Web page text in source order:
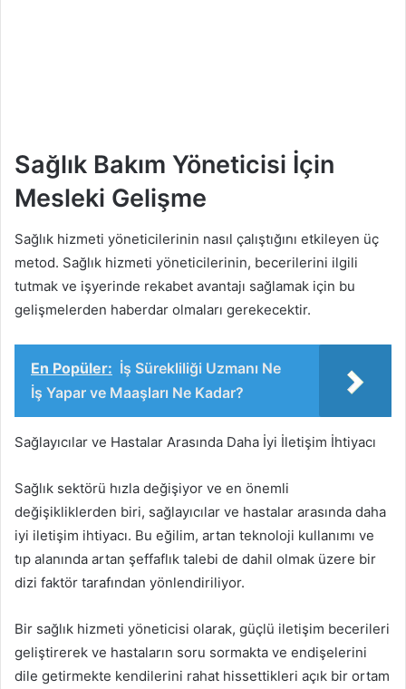
Sağlık Bakım Yöneticisi İçin
Mesleki Gelişme
Sağlık hizmeti yöneticilerinin nasıl çalıştığını etkileyen üç
metod. Sağlık hizmeti yöneticilerinin, becerilerini ilgili
tutmak ve işyerinde rekabet avantajı sağlamak için bu
gelişmelerden haberdar olmaları gerekecektir.
En Popüler: İş Sürekliliği Uzmanı Ne
İş Yapar ve Maaşları Ne Kadar?
Sağlayıcılar ve Hastalar Arasında Daha İyi İletişim İhtiyacı
Sağlık sektörü hızla değişiyor ve en önemli
değişikliklerden biri, sağlayıcılar ve hastalar arasında daha
iyi iletişim ihtiyacı. Bu eğilim, artan teknoloji kullanımı ve
tıp alanında artan şeffaflık talebi de dahil olmak üzere bir
dizi faktör tarafından yönlendiriliyor.
Bir sağlık hizmeti yöneticisi olarak, güçlü iletişim becerileri
geliştirerek ve hastaların soru sormakta ve endişelerini
dile getirmekte kendilerini rahat hissettikleri açık bir ortam